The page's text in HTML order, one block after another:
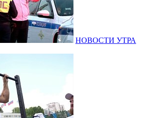
НОВОСТИ УТРА